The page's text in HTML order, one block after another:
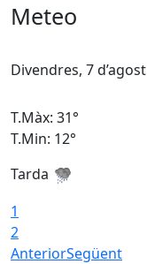
Meteo
Divendres, 7 d’agost
T.Màx: 31°
T.Min: 12°
Tarda
1
2
AnteriorSegüent